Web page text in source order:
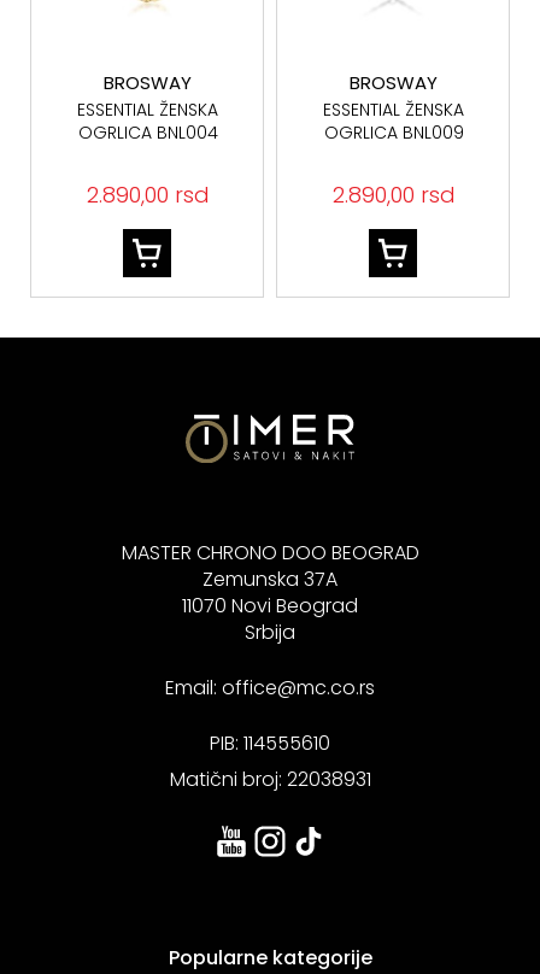
BROSWAY
ESSENTIAL ŽENSKA
OGRLICA BNL004
2.890,00 rsd
BROSWAY
ESSENTIAL ŽENSKA
OGRLICA BNL009
2.890,00 rsd
MASTER CHRONO DOO BEOGRAD
Zemunska 37A
11070 Novi Beograd
Srbija
Email: office@mc.co.rs
PIB: 114555610
Matični broj: 22038931
Popularne kategorije